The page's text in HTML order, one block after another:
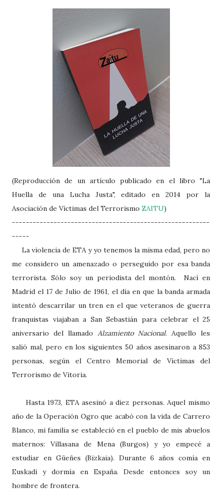
(Reproducción de un artículo publicado en el libro "La
Huella de una Lucha Justa", editado en 2014 por la
Asociación de Víctimas del Terrorismo ZAITU)
---------------------------------------------------------
-----
La violencia de ETA y yo tenemos la misma edad, pero no
me considero un amenazado o perseguido por esa banda
terrorista. Sólo soy un periodista del montón. Nací en
Madrid el 17 de Julio de 1961, el día en que la banda armada
intentó descarrilar un tren en el que veteranos de guerra
franquistas viajaban a San Sebastián para celebrar el 25
aniversario del llamado Alzamiento Nacional. Aquello les
salió mal, pero en los siguientes 50 años asesinaron a 853
personas, según el Centro Memorial de Víctimas del
Terrorismo de Vitoria.
Hasta 1973, ETA asesinó a diez personas. Aquel mismo
año de la Operación Ogro que acabó con la vida de Carrero
Blanco, mi familia se estableció en el pueblo de mis abuelos
maternos: Villasana de Mena (Burgos) y yo empecé a
estudiar en Güeñes (Bizkaia). Durante 6 años comía en
Euskadi y dormía en España. Desde entonces soy un
hombre de frontera.